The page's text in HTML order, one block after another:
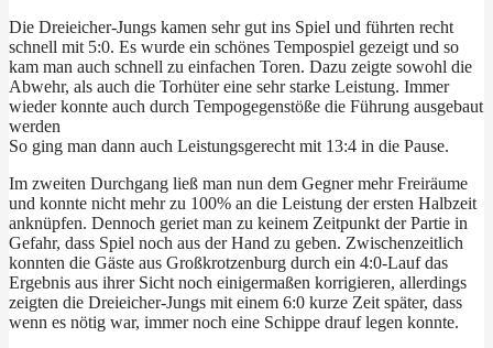
Die Dreieicher-Jungs kamen sehr gut ins Spiel und führten recht
schnell mit 5:0. Es wurde ein schönes Tempospiel gezeigt und so
kam man auch schnell zu einfachen Toren. Dazu zeigte sowohl die
Abwehr, als auch die Torhüter eine sehr starke Leistung. Immer
wieder konnte auch durch Tempogegenstöße die Führung ausgebaut
werden
So ging man dann auch Leistungsgerecht mit 13:4 in die Pause.
Im zweiten Durchgang ließ man nun dem Gegner mehr Freiräume
und konnte nicht mehr zu 100% an die Leistung der ersten Halbzeit
anknüpfen. Dennoch geriet man zu keinem Zeitpunkt der Partie in
Gefahr, dass Spiel noch aus der Hand zu geben. Zwischenzeitlich
konnten die Gäste aus Großkrotzenburg durch ein 4:0-Lauf das
Ergebnis aus ihrer Sicht noch einigermaßen korrigieren, allerdings
zeigten die Dreieicher-Jungs mit einem 6:0 kurze Zeit später, dass
wenn es nötig war, immer noch eine Schippe drauf legen konnte.